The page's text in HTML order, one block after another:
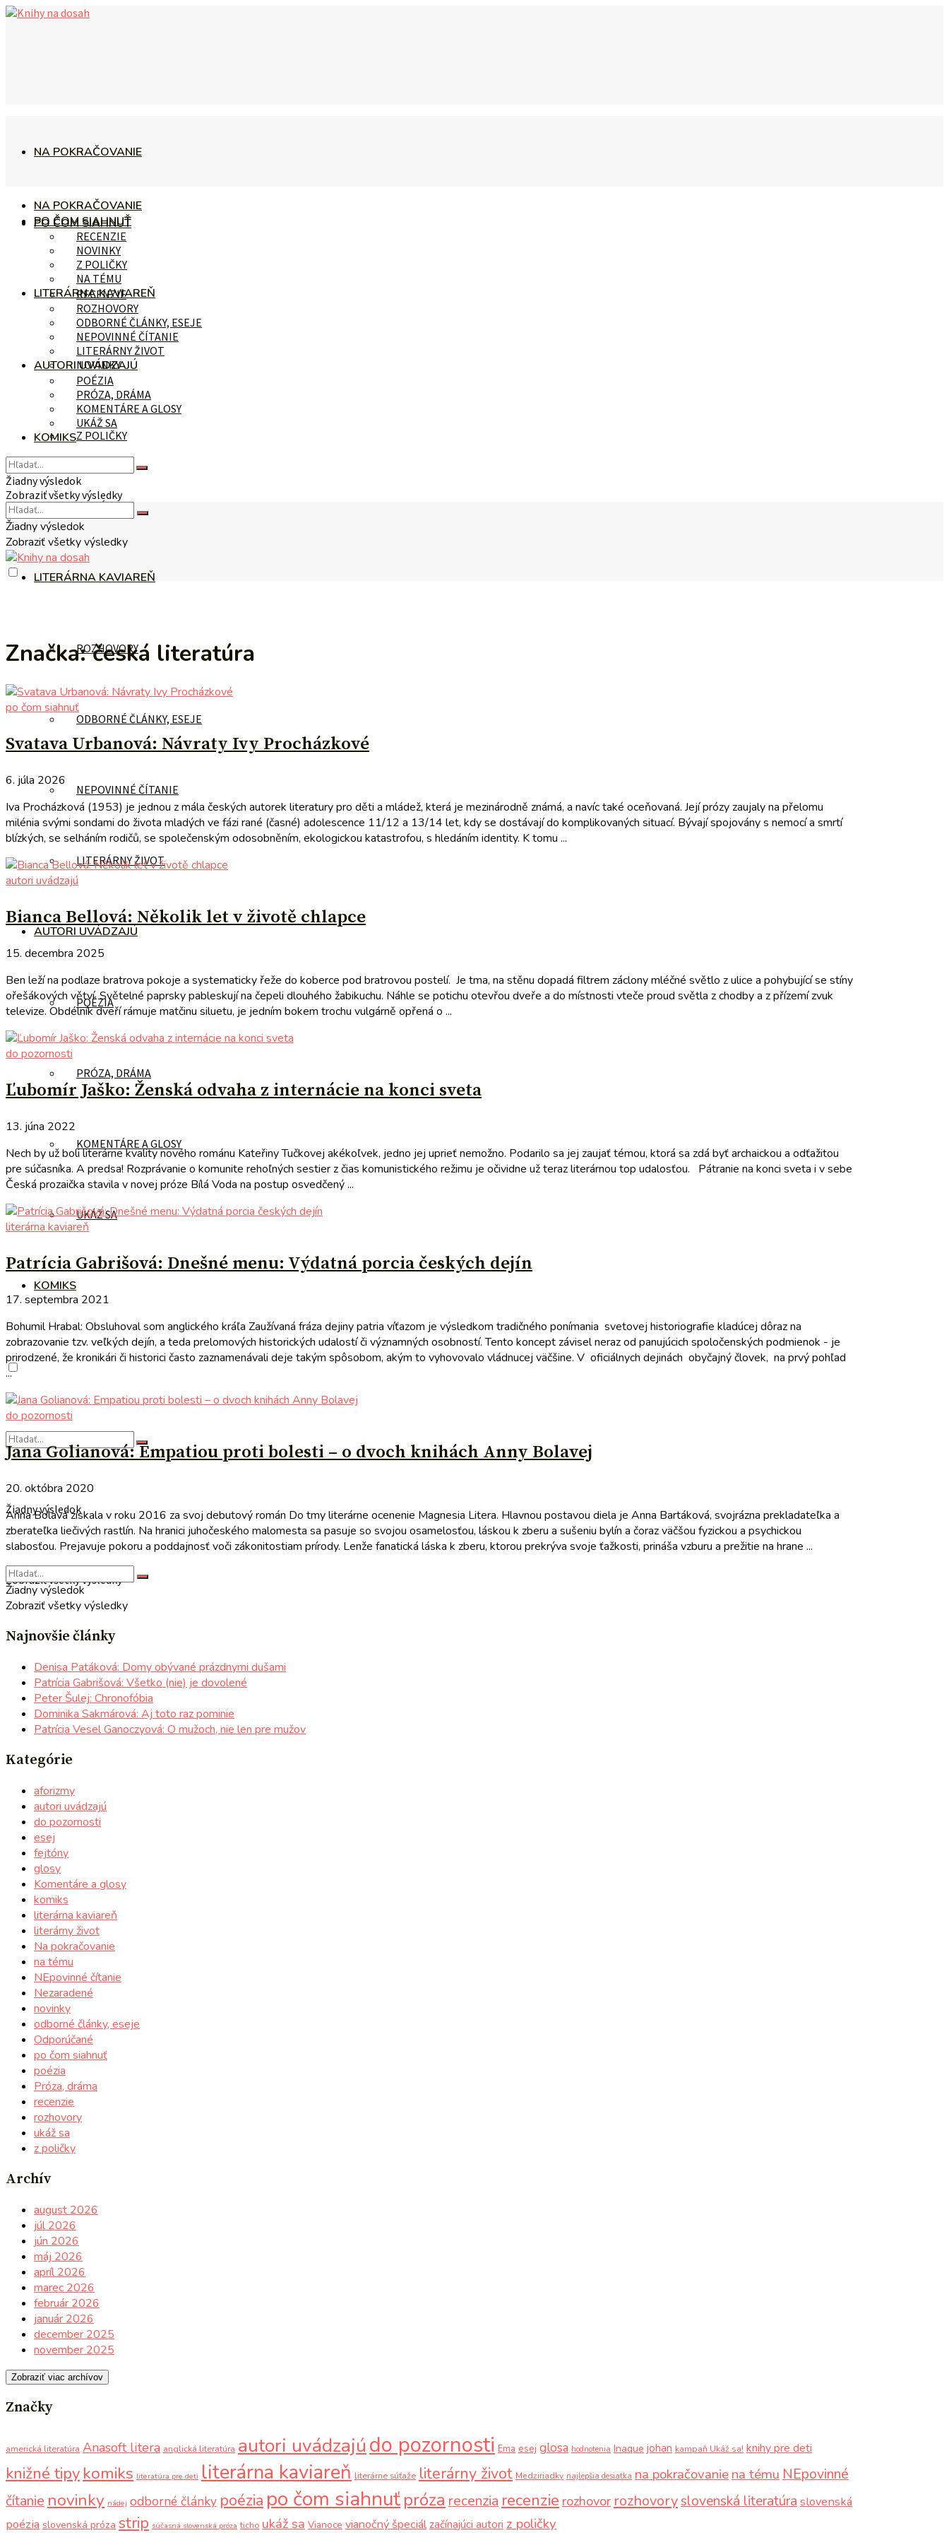
NA POKRAČOVANIE
PO ČOM SIAHNUŤ
RECENZIE
NOVINKY
Z POLIČKY
NA TÉMU
LITERÁRNA KAVIAREŇ
ROZHOVORY
ODBORNÉ ČLÁNKY, ESEJE
NEPOVINNÉ ČÍTANIE
LITERÁRNY ŽIVOT
AUTORI UVÁDZAJÚ
POÉZIA
PRÓZA, DRÁMA
KOMENTÁRE A GLOSY
UKÁŽ SA
KOMIKS
Žiadny výsledok
Zobraziť všetky výsledky
NA POKRAČOVANIE
PO ČOM SIAHNUŤ
RECENZIE
NOVINKY
Z POLIČKY
NA TÉMU
LITERÁRNA KAVIAREŇ
ROZHOVORY
ODBORNÉ ČLÁNKY, ESEJE
NEPOVINNÉ ČÍTANIE
LITERÁRNY ŽIVOT
AUTORI UVÁDZAJÚ
POÉZIA
PRÓZA, DRÁMA
KOMENTÁRE A GLOSY
UKÁŽ SA
KOMIKS
Žiadny výsledok
Zobraziť všetky výsledky
Žiadny výsledok
Zobraziť všetky výsledky
Značka:česká literatúra
po čom siahnuť
Svatava Urbanová: Návraty Ivy Procházkové
6. júla 2026
Iva Procházková (1953) je jednou z mála českých autorek literatury pro děti a mládež, která je mezinárodně známá, a navíc také oceňovaná. Její prózy zaujaly na přelomu
milénia svými sondami do života mladých ve fázi rané (časné) adolescence 11/12 a 13/14 let, kdy se dostávají do komplikovaných situací. Bývají spojovány s nemocí a smrtí
blízkých, se selháním rodičů, se společenským odosobněním, ekologickou katastrofou, s hledáním identity. K tomu ...
autori uvádzajú
Bianca Bellová: Několik let v životě chlapce
15. decembra 2025
Ben leží na podlaze bratrova pokoje a systematicky řeže do koberce pod bratrovou postelí. Je tma, na stěnu dopadá filtrem záclony mléčné světlo z ulice a pohybující se stíny
ořešákových větví. Světelné paprsky pableskují na čepeli dlouhého žabikuchu. Náhle se potichu otevřou dveře a do místnosti vteče proud světla z chodby a z přízemí zvuk
televize. Obdélník dveří rámuje matčinu siluetu, je jedním bokem trochu vulgárně opřená o ...
do pozornosti
Ľubomír Jaško: Ženská odvaha z internácie na konci sveta
13. júna 2022
Nech by už boli literárne kvality nového románu Kateřiny Tučkovej akékoľvek, jedno jej uprieť nemožno. Podarilo sa jej zaujať témou, ktorá sa zdá byť archaickou a odťažitou
pre súčasníka. A predsa! Rozprávanie o komunite rehoľných sestier z čias komunistického režimu je očividne už teraz literárnou top udalosťou. Pátranie na konci sveta i v sebe
Česká prozaička stavila v novej próze Bílá Voda na postup osvedčený ...
literárna kaviareň
Patrícia Gabrišová: Dnešné menu: Výdatná porcia českých dejín
17. septembra 2021
Bohumil Hrabal: Obsluhoval som anglického kráľa Zaužívaná fráza dejiny patria víťazom je výsledkom tradičného ponímania svetovej historiografie kladúcej dôraz na
zobrazovanie tzv. veľkých dejín, a teda prelomových historických udalostí či významných osobností. Tento koncept závisel neraz od panujúcich spoločenských podmienok - je
prirodzené, že kronikári či historici často zaznamenávali deje takým spôsobom, akým to vyhovovalo vládnucej väčšine. V oficiálnych dejinách obyčajný človek, na prvý pohľad
...
do pozornosti
Jana Golianová: Empatiou proti bolesti – o dvoch knihách Anny Bolavej
20. októbra 2020
Anna Bolavá získala v roku 2016 za svoj debutový román Do tmy literárne ocenenie Magnesia Litera. Hlavnou postavou diela je Anna Bartáková, svojrázna prekladateľka a
zberateľka liečivých rastlín. Na hranici juhočeského malomesta sa pasuje so svojou osamelosťou, láskou k zberu a sušeniu bylín a čoraz väčšou fyzickou a psychickou
slabosťou. Prejavuje pokoru a poddajnosť voči zákonitostiam prírody. Lenže fanatická láska k zberu, ktorou prekrýva svoje ťažkosti, prináša vzburu a prežitie na hrane ...
Žiadny výsledok
Zobraziť všetky výsledky
Najnovšie články
Denisa Patáková: Domy obývané prázdnymi dušami
Patrícia Gabrišová: Všetko (nie) je dovolené
Peter Šulej: Chronofóbia
Dominika Sakmárová: Aj toto raz pominie
Patrícia Vesel Ganoczyová: O mužoch, nie len pre mužov
Kategórie
aforizmy
autori uvádzajú
do pozornosti
esej
fejtóny
glosy
Komentáre a glosy
komiks
literárna kaviareň
literárny život
Na pokračovanie
na tému
NEpovinné čítanie
Nezaradené
novinky
odborné články, eseje
Odporúčané
po čom siahnuť
poézia
Próza, dráma
recenzie
rozhovory
ukáž sa
z poličky
Archív
august 2026
júl 2026
jún 2026
máj 2026
apríl 2026
marec 2026
február 2026
január 2026
december 2025
november 2025
Zobraziť viac archívov
Značky
americká literatúra Anasoft litera anglická literatúra autori uvádzajúdo pozornosti Ema esej glosa hodnotenia Inaque johan kampaň Ukáž sa! knihy pre deti
knižné tipy komiks literatúra pre deti literárna kaviareň literárne súťaže literárny život Medziriadky najlepšia desiatka na pokračovaniena tému NEpovinné
čítanie novinky nádej odborné články poézia po čom siahnuťpróza recenzia recenzie rozhovor rozhovoryslovenská literatúra slovenská
poézia slovenská próza strip súčasná slovenská próza ticho ukáž sa Vianoce vianočný špeciál začínajúci autori z poličky